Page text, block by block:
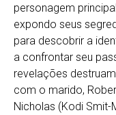
personagem
expondo seus
para descobrir a
a confrontar seu
revelações
com o marido,
Nicholas (Kodi